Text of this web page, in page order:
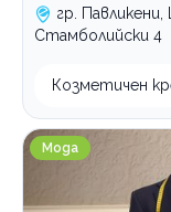
гр.
Стамболийски 4
Козметичен
Balder Atelier
Мода
По домовете